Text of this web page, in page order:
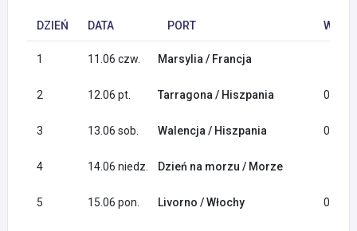
DZIEŃ DATA PORT
1 11.06 czw. Marsylia / Francja
2 12.06 pt. Tarragona / Hiszpania 09:00
3 13.06 sob. Walencja / Hiszpania 07:00
4 14.06 niedz. Dzień na morzu / Morze
5 15.06 pon. Livorno / Włochy 07:00